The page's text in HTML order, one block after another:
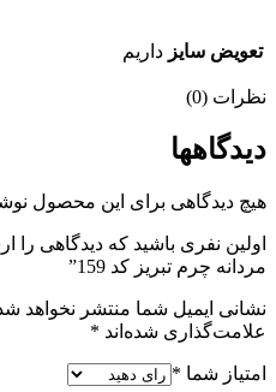
تعویض سایز داریم
نظرات (0)
دیدگاهها
هیچ دیدگاهی برای این محصول
اولین نفری باشید که دیدگاهی
مردانه چرم تبریز کد 159”
نشانی ایمیل شما منتشر نخواهد
علامت‌گذاری شده‌اند *
امتیاز شما *